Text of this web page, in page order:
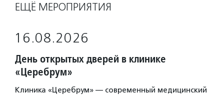
ЕЩЁ МЕРОПРИЯТИЯ
16.08.2026
День открытых дверей в клинике
«Церебрум»
Клиника «Церебрум» — современный медицинский